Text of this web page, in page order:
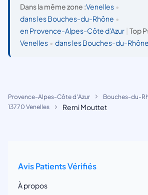
Dans la même zone :Venelles •
dans les Bouches-du-Rhône •
en Provence-Alpes-Côte d'Azur
Top
Venelles • dans les Bouches-du-Rhône
Provence-Alpes-Côte d'Azur
Bouches-du-
13770 Venelles
Remi Mouttet
Avis Patients Vérifiés
À propos